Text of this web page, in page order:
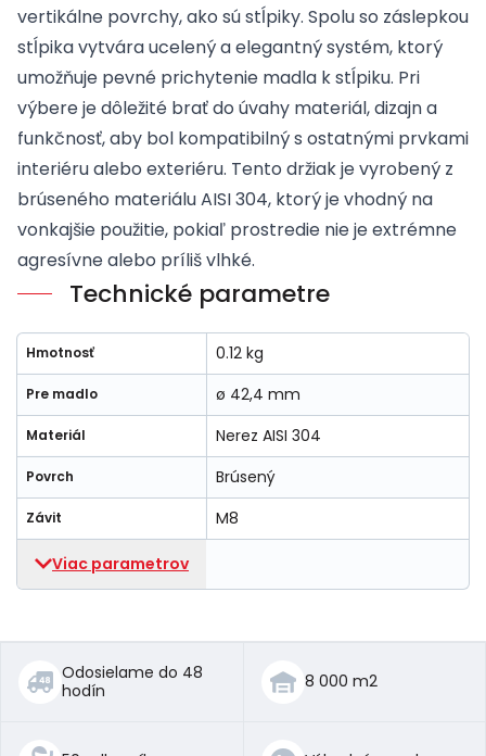
vertikálne povrchy, ako sú stĺpiky. Spolu so záslepkou
stĺpika vytvára ucelený a elegantný systém, ktorý
umožňuje pevné prichytenie madla k stĺpiku. Pri
výbere je dôležité brať do úvahy materiál, dizajn a
funkčnosť, aby bol kompatibilný s ostatnými prvkami
interiéru alebo exteriéru. Tento držiak je vyrobený z
brúseného materiálu AISI 304, ktorý je vhodný na
vonkajšie použitie, pokiaľ prostredie nie je extrémne
agresívne alebo príliš vlhké.
Technické parametre
Hmotnosť 0.12 kg
Pre madlo ø 42,4 mm
Materiál Nerez AISI 304
Povrch Brúsený
Závit M8
Viac parametrov
Odosielame do 48
hodín
8 000 m2